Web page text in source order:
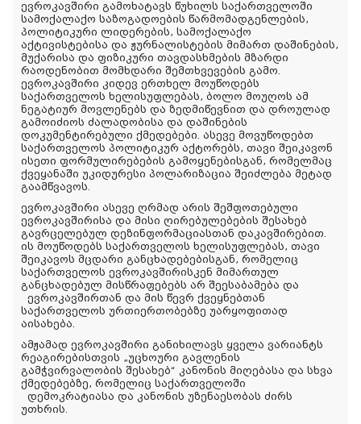
ევროკავშირი გამოხატავს წუხილს საქართველოში
სამოქალაქო საზოგადოების წარმომადგენლების,
პოლიტიკური ლიდერების, სამოქალაქო
აქტივისტებისა და ჟურნალისტების მიმართ დაშინების,
მუქარისა და ფიზიკური თავდასხმების მზარდი
რაოდენობით მომხდარი შემთხვევების გამო.
ევროკავშირი კიდევ ერთხელ მოუწოდებს
საქართველოს ხელისუფლებას, ბოლო მოუღოს ამ
ნეგატიურ მოვლენებს და ზედმიწევნით და დროულად
გამოიძიოს ძალადობისა და დაშინების
დოკუმენტირებული ქმედებები. ასევე მოვუწოდებთ
საქართველოს პოლიტიკურ აქტორებს, თავი შეიკავონ
ისეთი ფორმულირებების გამოყენებისგან, რომელმაც
ქვეყანაში უკიდურესი პოლარიზაცია შეიძლება მეტად
გაამწვავოს.
ევროკავშირი ასევე ღრმად არის შეშფოთებული
ევროკავშირისა და მისი ღირებულებების შესახებ
გავრცელებულ დეზინფორმაციასთან დაკავშირებით.
ის მოუწოდებს საქართველოს ხელისუფლებას, თავი
შეიკავოს მცდარი განცხადებებისგან, რომელიც
საქართველოს ევროკავშირისკენ მიმართულ
განცხადებულ მისწრაფებებს არ შეესაბამება და
ევროკავშირთან და მის წევრ ქვეყნებთან
საქართველოს ურთიერთობებზე უარყოფითად
აისახება.
ამჟამად ევროკავშირი განიხილავს ყველა ვარიანტს
რეაგირებისთვის „უცხოური გავლენის
გამჭვირვალობის შესახებ“ კანონის მიღებასა და სხვა
ქმედებებზე, რომელიც საქართველოში
დემოკრატიასა და კანონის უზენაესობას ძირს
უთხრის.